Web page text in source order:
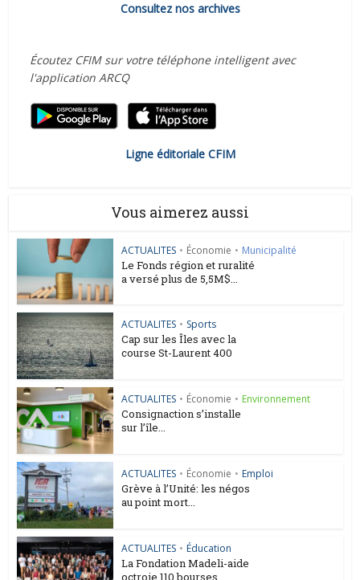
Consultez nos archives
Écoutez CFIM sur votre téléphone intelligent avec
l'application ARCQ
Ligne éditoriale CFIM
Vous aimerez aussi
ACTUALITES • Économie • Municipalité
Le Fonds région et ruralité
a versé plus de 5,5M$...
ACTUALITES • Sports
Cap sur les Îles avec la
course St-Laurent 400
ACTUALITES • Économie • Environnement
Consignaction s’installe
sur l’île...
ACTUALITES • Économie • Emploi
Grève à l’Unité: les négos
au point mort...
ACTUALITES • Éducation
La Fondation Madeli-aide
octroie 110 bourses...